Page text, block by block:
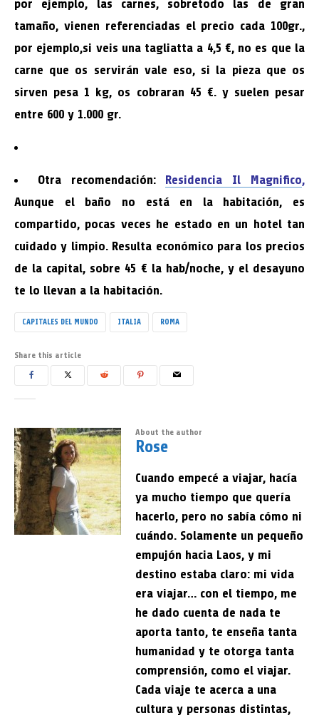
por ejemplo, las carnes, sobretodo las de gran
tamaño, vienen referenciadas el precio cada 100gr.,
por ejemplo,si veis una tagliatta a 4,5 €, no es que la
carne que os servirán vale eso, si la pieza que os
sirven pesa 1 kg, os cobraran 45 €. y suelen pesar
entre 600 y 1.000 gr.
Otra recomendación: Residencia Il Magnifico,
Aunque el baño no está en la habitación, es
compartido, pocas veces he estado en un hotel tan
cuidado y limpio. Resulta económico para los precios
de la capital, sobre 45 € la hab/noche, y el desayuno
te lo llevan a la habitación.
CAPITALES DEL MUNDO ITALIA ROMA
Share this article
About the author
Rose
Cuando empecé a viajar, hacía
ya mucho tiempo que quería
hacerlo, pero no sabía cómo ni
cuándo. Solamente un pequeño
empujón hacia Laos, y mi
destino estaba claro: mi vida
era viajar… con el tiempo, me
he dado cuenta de nada te
aporta tanto, te enseña tanta
humanidad y te otorga tanta
comprensión, como el viajar.
Cada viaje te acerca a una
cultura y personas distintas,